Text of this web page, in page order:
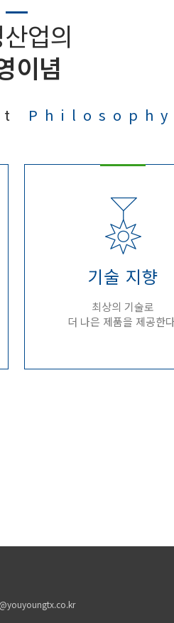
업의
이념
Philosophy
기술 지향
최상의 기술로
더 나은 제품을 제공한